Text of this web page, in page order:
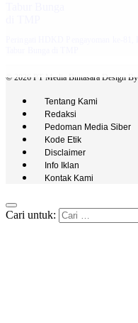
© 2026 PT Media Bintasara Design By
Tentang Kami
Redaksi
Pedoman Media Siber
Kode Etik
Disclaimer
Info Iklan
Kontak Kami
Cari untuk: